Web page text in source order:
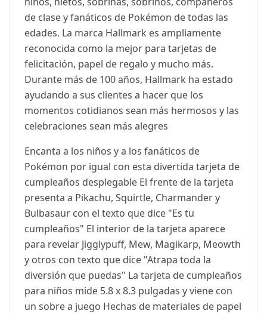
de clase y fanáticos de Pokémon de todas las
edades. La marca Hallmark es ampliamente
reconocida como la mejor para tarjetas de
felicitación, papel de regalo y mucho más.
Durante más de 100 años, Hallmark ha estado
ayudando a sus clientes a hacer que los
momentos cotidianos sean más hermosos y las
celebraciones sean más alegres
Encanta a los niños y a los fanáticos de
Pokémon por igual con esta divertida tarjeta de
cumpleaños desplegable El frente de la tarjeta
presenta a Pikachu, Squirtle, Charmander y
Bulbasaur con el texto que dice "Es tu
cumpleaños" El interior de la tarjeta aparece
para revelar Jigglypuff, Mew, Magikarp, Meowth
y otros con texto que dice "Atrapa toda la
diversión que puedas" La tarjeta de cumpleaños
para niños mide 5.8 x 8.3 pulgadas y viene con
un sobre a juego Hechas de materiales de papel